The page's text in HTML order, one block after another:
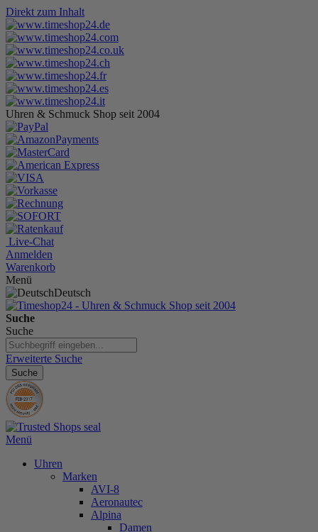
Direkt zum Inhalt
Uhren & Schmuck Shop seit 2004
Live-Chat
Anmelden
Warenkorb
Menü
Deutsch
Suche
Suche
Erweiterte Suche
Suche
Menü
Uhren
Marken
AVI-8
Aeronautec
Alpina
Damen